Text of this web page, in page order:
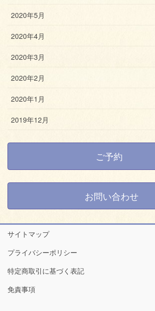
2020年5月
2020年4月
2020年3月
2020年2月
2020年1月
2019年12月
ご予約
お問い合わせ
サイトマップ
プライバシーポリシー
特定商取引に基づく表記
免責事項